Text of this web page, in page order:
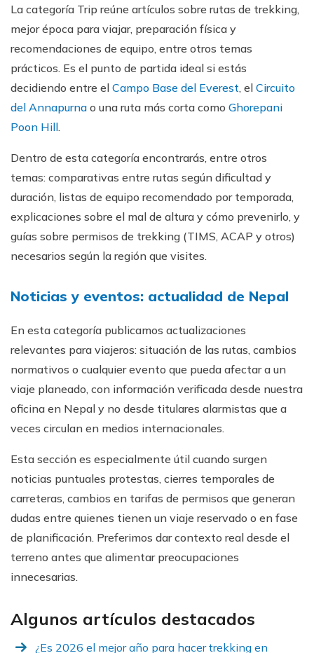
La categoría Trip reúne artículos sobre rutas de trekking,
mejor época para viajar, preparación física y
recomendaciones de equipo, entre otros temas
prácticos. Es el punto de partida ideal si estás
decidiendo entre el Campo Base del Everest, el Circuito
del Annapurna o una ruta más corta como Ghorepani
Poon Hill.
Dentro de esta categoría encontrarás, entre otros
temas: comparativas entre rutas según dificultad y
duración, listas de equipo recomendado por temporada,
explicaciones sobre el mal de altura y cómo prevenirlo, y
guías sobre permisos de trekking (TIMS, ACAP y otros)
necesarios según la región que visites.
Noticias y eventos: actualidad de Nepal
En esta categoría publicamos actualizaciones
relevantes para viajeros: situación de las rutas, cambios
normativos o cualquier evento que pueda afectar a un
viaje planeado, con información verificada desde nuestra
oficina en Nepal y no desde titulares alarmistas que a
veces circulan en medios internacionales.
Esta sección es especialmente útil cuando surgen
noticias puntuales protestas, cierres temporales de
carreteras, cambios en tarifas de permisos que generan
dudas entre quienes tienen un viaje reservado o en fase
de planificación. Preferimos dar contexto real desde el
terreno antes que alimentar preocupaciones
innecesarias.
Algunos artículos destacados
¿Es 2026 el mejor año para hacer trekking en